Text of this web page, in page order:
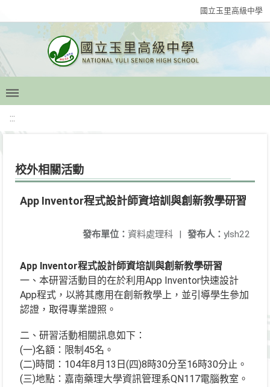
國立玉里高級中學
:::
校外相關活動
App Inventor程式設計師資培訓與創新教學研習
發布人： ylsh22
發布單位： 資料處理科 |
App Inventor程式設計師資培訓與創新教學研習
一、本研習活動目的在於利用App Inventor快速設計
App程式，以將其應用在創新教學上，並引導學生參加
認證，取得專業證照。
二、研習活動相關訊息如下：
(一)名額：限制45名。
(二)時間：104年8月13日(四)8時30分至16時30分止。
(三)地點：嘉南藥理大學資訊管理系QN117電腦教室。